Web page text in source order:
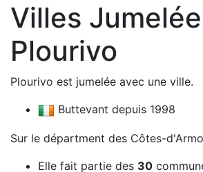
Villes
Plourivo
Plourivo est jumelée avec une ville.
Buttevant depuis 1998
Sur le départment des Côtes-
Elle fait partie des 30